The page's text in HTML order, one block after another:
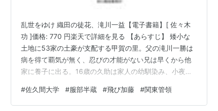
乱世をゆけ 織田の徒花、滝川一益【電子書籍】[ 佐々木
功 ]価格: 770 円楽天で詳細を見る 【あらすじ】 矮小な
土地に53家の土豪が支配する甲賀の里。父の滝川一勝は
病を得て覇気が無く、忍びの才能がない兄は早くから他
家に養子に出る。16歳の久助は家人の幼馴染み、小夜を
た。そんな折、甲賀の支配者が滝川家を取り潰す画策を
して、久助が堺に赴いている隙に養子に出た兄をそその
#佐久間大学 #服部半蔵 #飛び加藤 #関東管領